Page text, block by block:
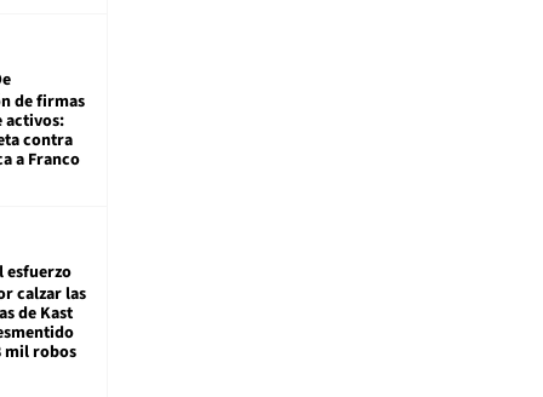
de firmas
activos:
contra
a Franco
esfuerzo
calzar las
de Kast
mil robos